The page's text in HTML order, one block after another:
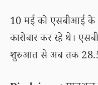
10 मई को एसबीआई
कारोबार कर रहे थे।
शुरुआत से अब तक